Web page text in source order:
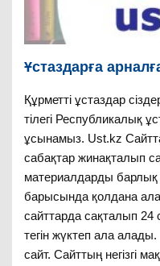
Ұстаздарға
Құрметті ұстаздар
тілегі Республикалық
ұсынамыз. Ust.kz
сабақтар жинақталып
материалдарды барлық
барысында қолдана
сайттарда сақталып 24
тегін жүктеп ала алады.
сайт. Сайттың негізгі